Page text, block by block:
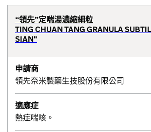
“領先”定喘湯濃縮細粒
TING CHUAN TANG GRANULA
SIAN"
申請商
領先奈米製藥生技股份有限公司
適應症
熱症喘咳。